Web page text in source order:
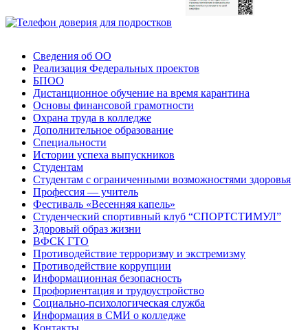
Сведения об ОО
Реализация Федеральных проектов
БПОО
Дистанционное обучение на время карантина
Основы финансовой грамотности
Охрана труда в колледже
Дополнительное образование
Специальности
Истории успеха выпускников
Студентам
Студентам с ограниченными возможностями здоровья
Профессия — учитель
Фестиваль «Весенняя капель»
Студенческий спортивный клуб “СПОРТСТИМУЛ”
Здоровый образ жизни
ВФСК ГТО
Противодействие терроризму и экстремизму
Противодействие коррупции
Информационная безопасность
Профориентация и трудоустройство
Социально-психологическая служба
Информация в СМИ о колледже
Контакты